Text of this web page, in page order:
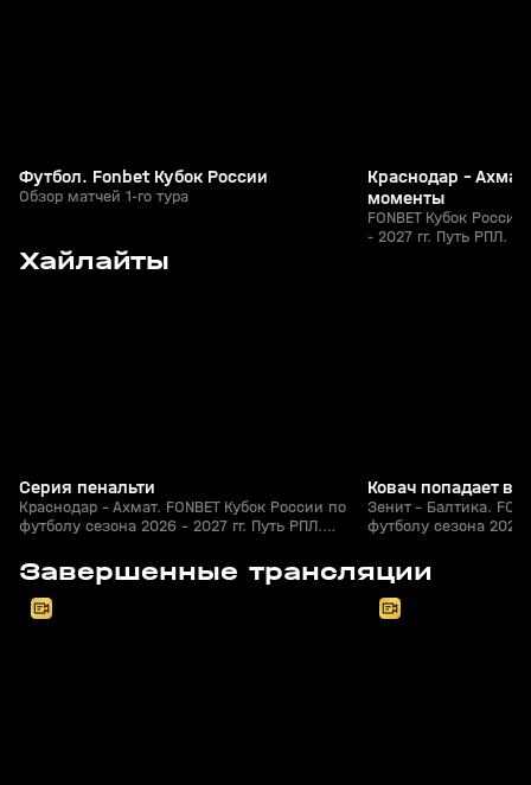
Футбол. Fonbet Кубок России
Обзор матчей 1-го тура
Краснодар -
моменты
FONBET Кубок
- 2027 гг. Путь РПЛ.
Хайлайты
05 авг, 23:00
Серия пенальти
Краснодар - Ахмат. FONBET Кубок России по
футболу сезона 2026 - 2027 гг. Путь РПЛ.
05 авг, 22:45
Ковач попадает в
Зенит - Балтика.
футболу сезона 2026
Завершенные трансляции
05 авг, 20:30